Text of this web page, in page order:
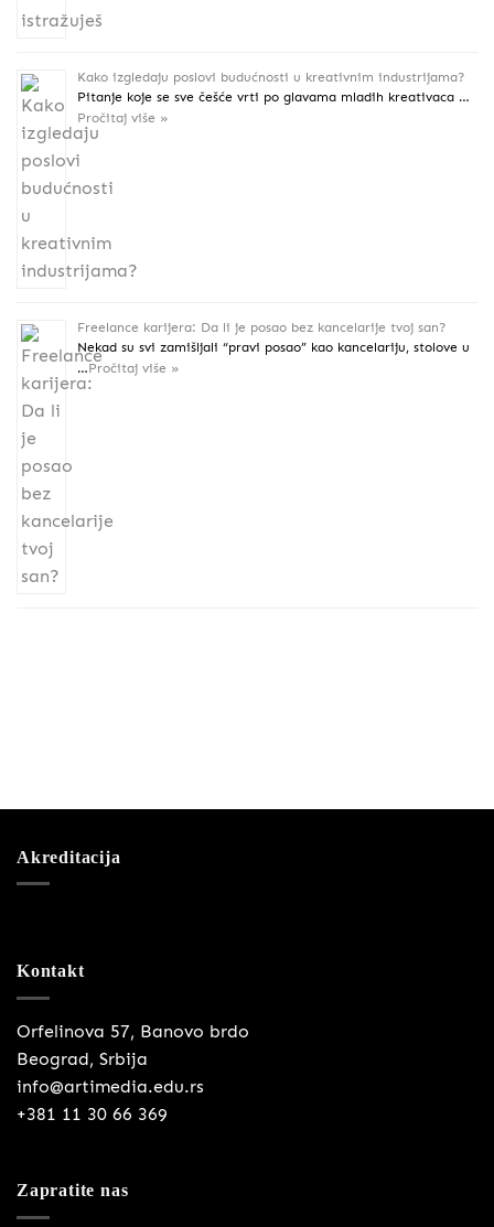
Kako izgledaju poslovi budućnosti u kreativnim industrijama?
Pitanje koje se sve češće vrti po glavama mladih kreativaca …
Pročitaj više »
Freelance karijera: Da li je posao bez kancelarije tvoj san?
Nekad su svi zamišljali “pravi posao” kao kancelariju, stolove u
…Pročitaj više »
Akreditacija
Kontakt
Orfelinova 57, Banovo brdo
Beograd, Srbija
info@artimedia.edu.rs
+381 11 30 66 369
Zapratite nas